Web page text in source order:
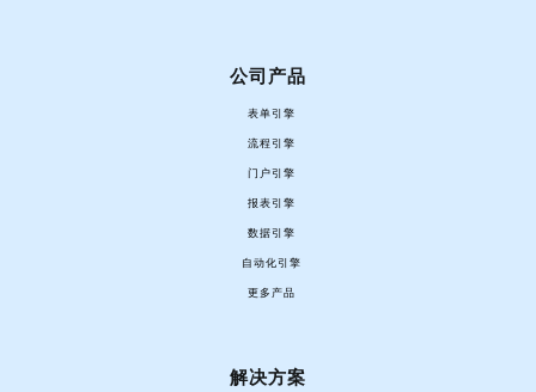
公司产品
表单引擎
流程引擎
门户引擎
报表引擎
数据引擎
自动化引擎
更多产品
解决方案